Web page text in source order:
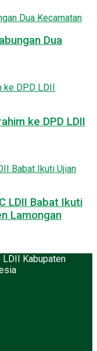
Dua
ke DPD LDII
LDII Babat Ikuti
Lamongan
Kabupaten